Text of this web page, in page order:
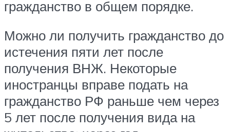
гражданство в общем порядке.
Можно ли получить гражданство до
истечения пяти лет после
получения ВНЖ. Некоторые
иностранцы вправе подать на
гражданство РФ раньше чем через
5 лет после получения вида на